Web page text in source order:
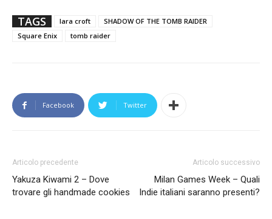
TAGS lara croft
SHADOW OF THE TOMB RAIDER
Square Enix
tomb raider
Facebook Twitter
Articolo precedente
Yakuza Kiwami 2 – Dove
trovare gli handmade cookies
Articolo successivo
Milan Games Week – Quali
Indie italiani saranno presenti?